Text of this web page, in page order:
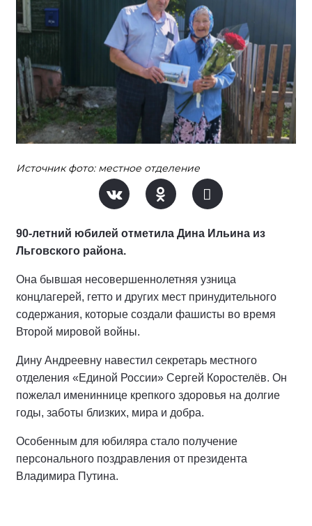
Источник фото: местное отделение
90-летний юбилей отметила Дина Ильина из
Льговского района.
Она бывшая несовершеннолетняя узница
концлагерей, гетто и других мест принудительного
содержания, которые создали фашисты во время
Второй мировой войны.
Дину Андреевну навестил секретарь местного
отделения «Единой России» Сергей Коростелёв. Он
пожелал имениннице крепкого здоровья на долгие
годы, заботы близких, мира и добра.
Особенным для юбиляра стало получение
персонального поздравления от президента
Владимира Путина.